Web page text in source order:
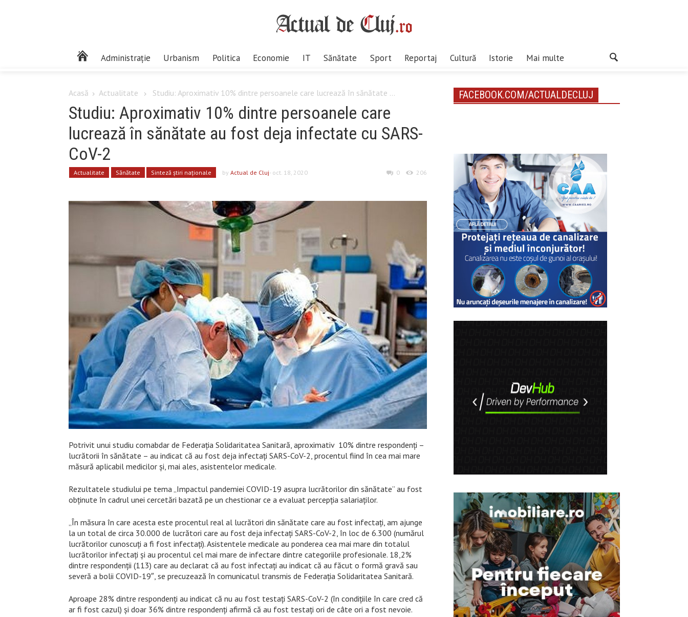
Administrație Urbanism Politica Economie IT Sănătate Sport Reportaj Cultură Istorie Mai multe
Acasă Actualitate Studiu: Aproximativ 10% dintre persoanele care lucrează în sănătate ...
Studiu: Aproximativ 10% dintre persoanele care
lucrează în sănătate au fost deja infectate cu SARS-
CoV-2
Actualitate Sănătate Sinteză știri naționale byActual de Cluj- oct. 18, 2020 0 206
Potrivit unui studiu comabdar de Federaţia Solidaritatea Sanitară, aproximativ 10% dintre respondenți –
lucrătorii în sănătate – au indicat că au fost deja infectaţi SARS-CoV-2, procentul fiind în cea mai mare
măsură aplicabil medicilor şi, mai ales, asistentelor medicale.
Rezultatele studiului pe tema „Impactul pandemiei COVID-19 asupra lucrătorilor din sănătate” au fost
obţinute în cadrul unei cercetări bazată pe un chestionar ce a evaluat percepţia salariaţilor.
„În măsura în care acesta este procentul real al lucrători din sănătate care au fost infectaţi, am ajunge
la un total de circa 30.000 de lucrători care au fost deja infectaţi SARS-CoV-2, în loc de 6.300 (numărul
lucrătorilor cunoscuţi a fi fost infectaţi). Asistentele medicale au ponderea cea mai mare din totalul
lucrătorilor infectaţi şi au procentul cel mai mare de infectare dintre categoriile profesionale. 18,2%
dintre respondenţii (113) care au declarat că au fost infectaţi au indicat că au făcut o formă gravă sau
severă a bolii COVID-19″, se precuzează în comunicatul transmis de Federaţia Solidaritatea Sanitară.
Aproape 28% dintre respondenţi au indicat că nu au fost testaţi SARS-CoV-2 (în condiţiile în care cred că
ar fi fost cazul) şi doar 36% dintre respondenţi afirmă că au fost testaţi ori de câte ori a fost nevoie.
FACEBOOK.COM/ACTUALDECLUJ